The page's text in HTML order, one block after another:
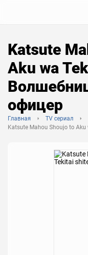
Katsute
Aku wa
офицер
Главная
TV сериал
Katsute Mahou Shoujo to Aku